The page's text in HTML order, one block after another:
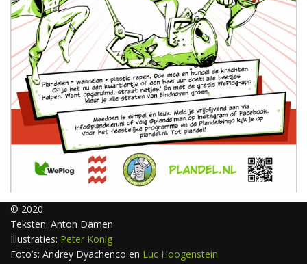
© 2020
Teksten: Anton Damen
Illustraties: Peter Konig
Foto’s: Andrey Dyachenco en Luc Hoogenstein